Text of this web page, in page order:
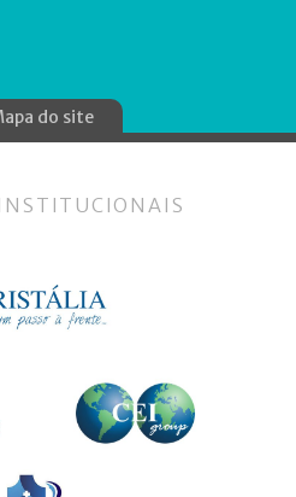
do site